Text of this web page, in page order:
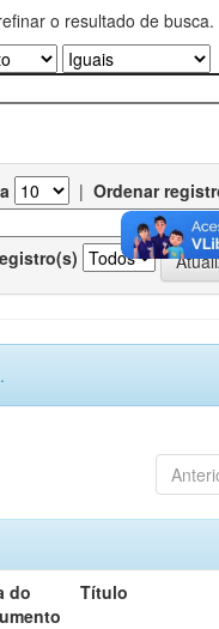
o resultado de busca.
| Ordenar
do
Título